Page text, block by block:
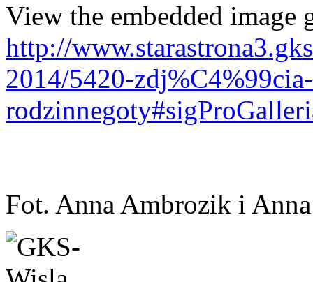
View the embedded image
http://
2014/5420-
Fot. Anna Ambrozik i